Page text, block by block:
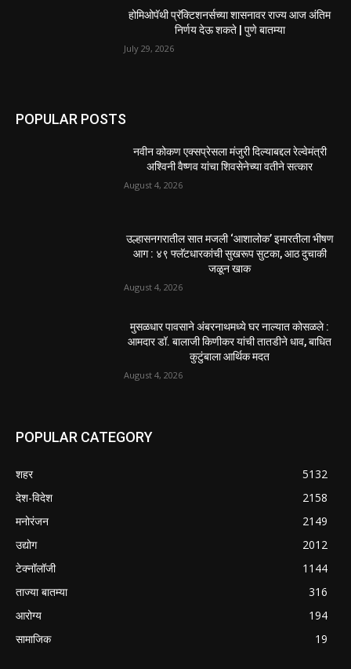
होमिओपॅथी प्रॅक्टिशनर्सच्या शासनावर राज्य आज अंतिम
निर्णय देऊ शकते | पुणे बातम्या
July 29, 2026
POPULAR POSTS
नवीन कोकण एक्सप्रेसला मंजुरी दिल्याबद्दल रेल्वेमंत्री
अश्विनी वैष्णव यांचा शिवसेनेच्या वतीने सत्कार
August 4, 2026
उल्हासनगरातील सात मजली ‘आशालोक’ इमारतीला भीषण
आग : ४९ फ्लॅटधारकांची सुखरूप सुटका, आठ दुचाकी
जळून खाक
August 4, 2026
मुसळधार पावसाने अंबरनाथमध्ये घर नाल्यात कोसळले :
आमदार डॉ. बालाजी किणीकर यांची तातडीने धाव, बाधित
कुटुंबाला आर्थिक मदत
August 4, 2026
POPULAR CATEGORY
शहर
5132
देश-विदेश
2158
मनोरंजन
2149
उद्योग
2012
टेक्नॉलॉजी
1144
ताज्या बातम्या
316
आरोग्य
194
सामाजिक
19